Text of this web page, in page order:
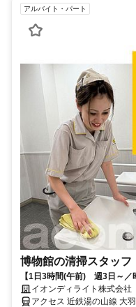
アルバイト・パート
博物館の清掃スタッフ
【1日3時間(午前) 週3日～
心！イオンディライトの清掃
イオンディライト株式会
の美術館
アクセス 近鉄湯の山線 大